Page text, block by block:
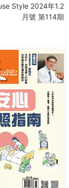
Style 2024年1.2
月號 第114期